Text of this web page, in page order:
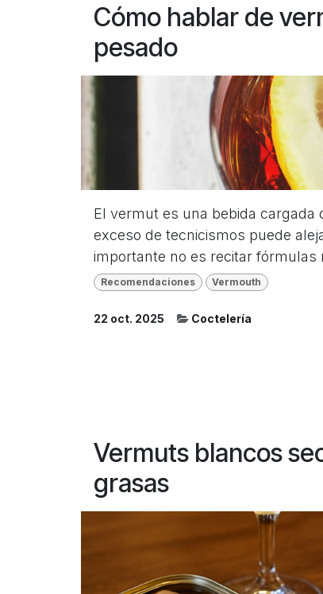
Cómo hablar de
pesado
El vermut es una bebida cargada
exceso de tecnicismos puede
importante no es recitar fórmulas
Recomendaciones Vermouth
22 oct. 2025 Coctelería
Vermuts blancos
grasas